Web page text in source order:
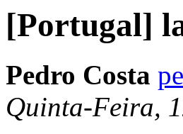
[Portugal]
Pedro Costa
Quinta-Feira,